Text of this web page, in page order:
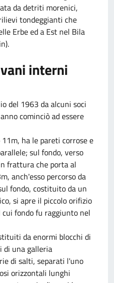
da detriti morenici,
tondeggianti che
Erbe ed a Est nel Bila
interni
del 1963 da alcuni soci
cominciò ad essere
11m, ha le pareti corrose e
sul fondo, verso
frattura che porta al
anch'esso percorso da
fondo, costituito da un
si apre il piccolo orifizio
fondo fu raggiunto nel
da enormi blocchi di
una galleria
di salti, separati l'uno
orizzontali lunghi